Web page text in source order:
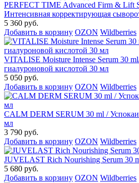
PERFECT TIME Advanced Firm & Lift
Интенсивная корректирующая
5 360 руб.
Добавить в корзину OZON Wildberries
VITALISE Moisture Intense Serum 30
гиалуроновой кислотой 30 мл
5 050 руб.
Добавить в корзину OZON Wildberries
CALM DERM SERUM 30 ml /
мл
3 790 руб.
Добавить в корзину OZON Wildberries
JUVELAST Rich Nourishing Serum 30
5 680 руб.
Добавить в корзину OZON Wildberries